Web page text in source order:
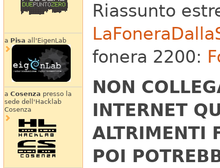
a Pisa all'EigenLab
a Cosenza presso la
sede dell'Hacklab
Cosenza
Riassunto
fonera 2200:
NON
INTERNET
ALTRIMENTI
POI